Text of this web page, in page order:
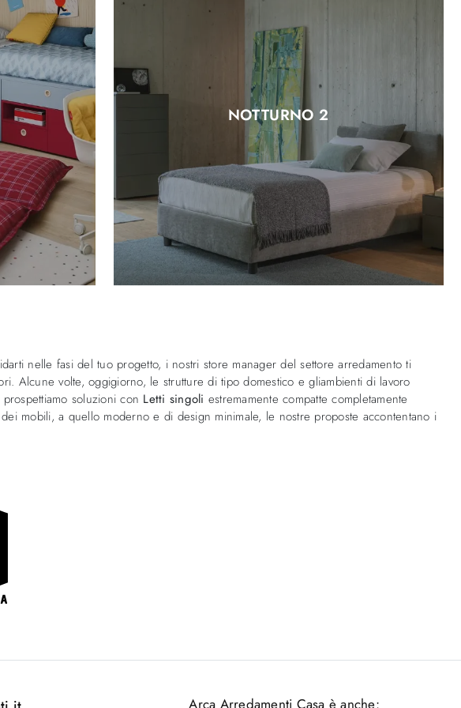
NOTTURNO 2
nelle fasi del tuo progetto, i nostri store manager del settore arredamento ti
Alcune volte, oggigiorno, le strutture di tipo domestico e gliambienti di lavoro
soluzioni con Letti singoli estremamente compatte completamente
mobili, a quello moderno e di design minimale, le nostre proposte accontentano i
Arca Arredamenti Casa è anche: